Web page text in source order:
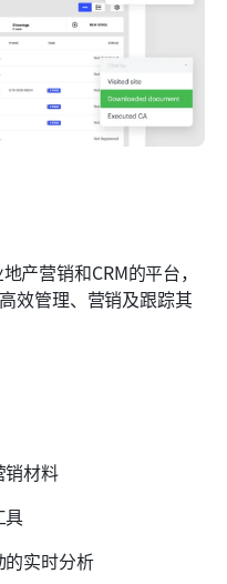
产营销和CRM的平台，
效管理、营销及跟踪其
销材料
具
实时分析